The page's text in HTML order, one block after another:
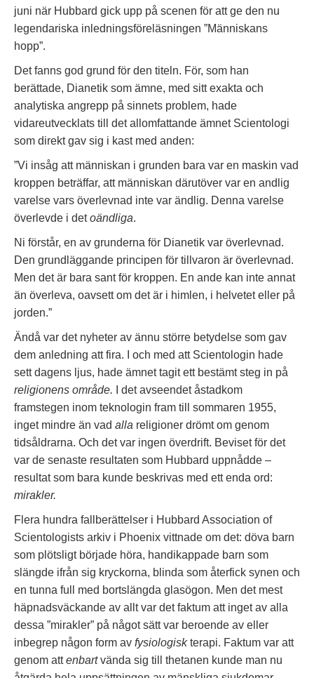
juni när Hubbard gick upp på scenen för att ge den nu
legendariska inledningsföreläsningen ”Människans
hopp”.
Det fanns god grund för den titeln. För, som han
berättade, Dianetik som ämne, med sitt exakta och
analytiska angrepp på sinnets problem, hade
vidareutvecklats till det allomfattande ämnet Scientologi
som direkt gav sig i kast med anden:
”Vi insåg att människan i grunden bara var en maskin vad
kroppen beträffar, att människan därutöver var en andlig
varelse vars överlevnad inte var ändlig. Denna varelse
överlevde i detoändliga.
Ni förstår, en av grunderna för Dianetik var överlevnad.
Den grundläggande principen för tillvaron är överlevnad.
Men det är bara sant för kroppen. En ande kan inte annat
än överleva, oavsett om det är i himlen, i helvetet eller på
jorden.”
Ändå var det nyheter av ännu större betydelse som gav
dem anledning att fira. I och med att Scientologin hade
sett dagens ljus, hade ämnet tagit ett bestämt steg in på
religionens område. I det avseendet åstadkom
framstegen inom teknologin fram till sommaren 1955,
inget mindre än vad alla religioner drömt om genom
tidsåldrarna. Och det var ingen överdrift. Beviset för det
var de senaste resultaten som Hubbard uppnådde –
resultat som bara kunde beskrivas med ett enda ord:
mirakler.
Flera hundra fallberättelser i Hubbard Association of
Scientologists arkiv i Phoenix vittnade om det: döva barn
som plötsligt började höra, handikappade barn som
slängde ifrån sig kryckorna, blinda som återfick synen och
en tunna full med bortslängda glasögon. Men det mest
häpnadsväckande av allt var det faktum att inget av alla
dessa ”mirakler” på något sätt var beroende av eller
inbegrep någon form av fysiologiskterapi. Faktum var att
genom attenbartvända sig till thetanen kunde man nu